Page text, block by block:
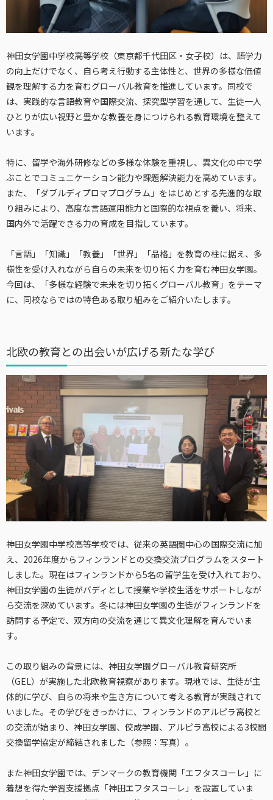
神田女学園中学校高等学校（東京都千代田区・女子校）は、語学力
の向上だけでなく、自ら考え行動する主体性と、世界の多様な価値
観を理解する力を育むグローバル教育を推進しています。同校で
は、実践的な言語教育や国際交流、探究型学習を通して、生徒一人
ひとりが広い視野と豊かな教養を身につけられる教育環境を整えて
います。
特に、留学や海外研修などの多様な体験を重視し、異文化の中で学
ぶことでコミュニケーション能力や課題解決能力を高めています。
また、「ダブルディプロマプログラム」をはじめとする先進的な取
り組みにより、高度な言語運用能力と国際的な視点を養い、将来、
国内外で活躍できる力の育成を目指しています。
「言語」「知識」「教養」「世界」「品格」を教育の柱に据え、多
様性を受け入れながら自らの未来を切り拓く力を育む神田女学園。
今回は、「多様な経験で未来を切り拓くグローバル教育」をテーマ
に、同校ならではの特色ある取り組みをご紹介いたします。
北欧の教育との出会いが広げる新たな学び
神田女学園中学校高等学校では、従来の英語圏中心の国際交流に加
え、2026年度からフィンランドとの交換交流プログラムをスタート
しました。現在はフィンランドから5名の留学生を受け入れており、
神田女学園の生徒がバディとして授業や学校生活をサポートしなが
ら交流を深めています。冬には神田女学園の生徒がフィンランドを
訪問する予定で、双方向の交流を通じて異文化理解を育んでいま
す。
この取り組みの背景には、神田女学園グローバル教育研究所
（GEL）が実施した北欧教育視察があります。現地では、生徒が主
体的に学び、自らの将来や生き方について考える教育が実践されて
いました。その学びをきっかけに、フィンランドのアルピラ高校と
の交流が始まり、神田女学園、佼成学園、アルピラ高校による3校間
交換留学協定が締結されました（参照：写真）。
また神田女学園では、デンマークの教育機関「エフタスコーレ」に
着想を得た学習支援拠点「神田エフタスコーレ」を設置していま